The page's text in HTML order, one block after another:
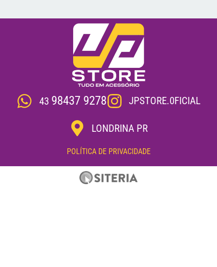
43 98437 9278 JPSTORE.0FICIAL
LONDRINA PR
POLÍTICA DE PRIVACIDADE